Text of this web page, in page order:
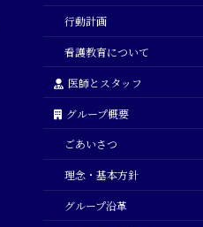
行動計画
看護教育について
医師とスタッフ
グループ概要
ごあいさつ
理念・基本方針
グループ沿革